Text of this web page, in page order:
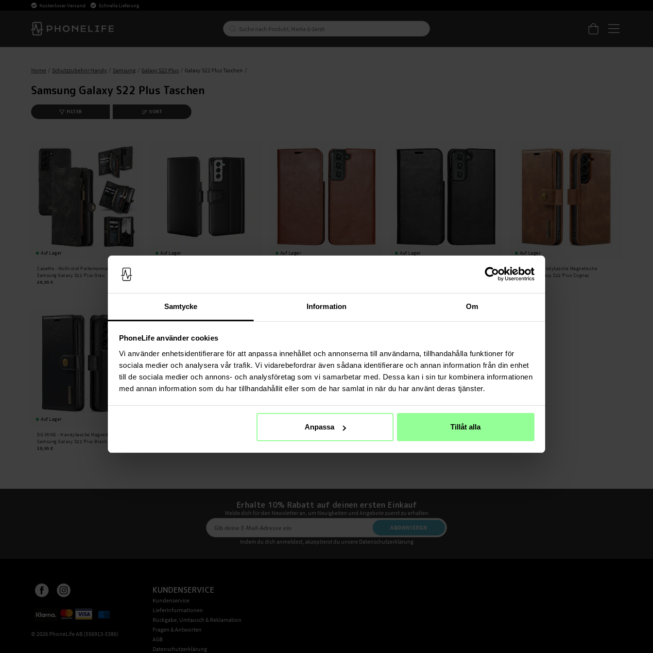
Samtycke Information Om
PhoneLife använder cookies
Vi använder enhetsidentifierare för att anpassa innehållet och annonserna till användarna, tillhandahålla funktioner för
sociala medier och analysera vår trafik. Vi vidarebefordrar även sådana identifierare och annan information från din enhet
till de sociala medier och annons- och analysföretag som vi samarbetar med. Dessa kan i sin tur kombinera informationen
med annan information som du har tillhandahållit eller som de har samlat in när du har använt deras tjänster.
Anpassa Tillåt alla
Kostenloser Versand Schnelle Lieferung
Home Schutzzubehör Handy Samsung Galaxy S22 Plus Galaxy S22 Plus Taschen
Samsung Galaxy S22 Plus Taschen
FILTER SORT
Auf Lager
CaseMe - Multi-slot Portemonnaie-Hülle
Samsung Galaxy S22 Plus Grau
29,95 €
Auf Lager Auf Lager Auf Lager
Samsung Galaxy S22 Plus Handytasche aus
Auf Lager
DG.MING -
Handytasche Magnetische
Samsung Galaxy S22 Plus Cognac
19,95 €
Auf Lager
DG.MING - Handytasche Magnetische
Samsung Galaxy S22 Plus Black
19,95 €
Erhalte 10% Rabatt auf deinen ersten Einkauf
Melde dich für den Newsletter an, um Neuigkeiten und Angebote zuerst zu erhalten
ABONNIEREN
Indem du dich anmeldest, akzeptierst du unsere Datenschutzerklärung
© 2026 PhoneLife AB (556913-5386)
KUNDENSERVICE
Kundenservice
Lieferinformationen
Rückgabe, Umtausch & Reklamation
Fragen & Antworten
AGB
Datenschutzerklärung